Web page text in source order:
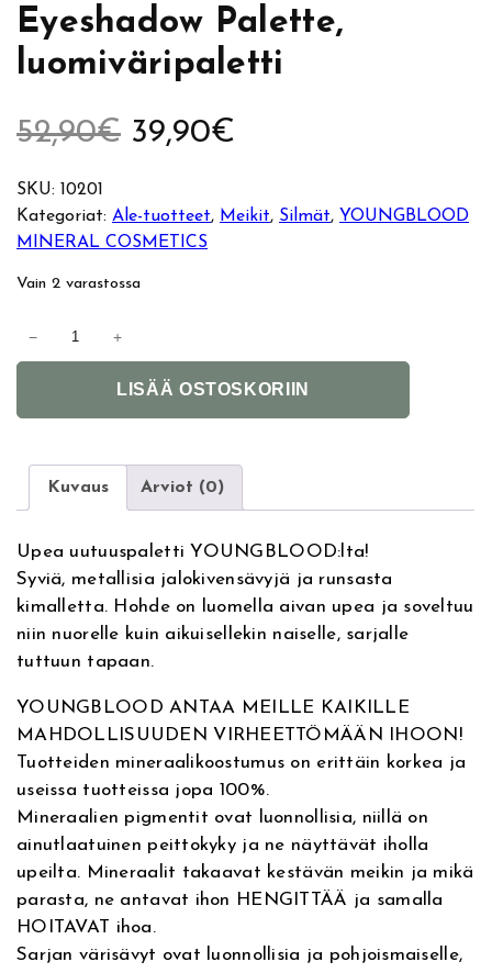
Eyeshadow Palette,
luomiväripaletti
52,90€ A
k
u
e
r
ä
n
e
n
h
i
n
t
a
39,90€
k
n
e
n
i
n
a
o
n
:
SKU: 10201
Kategoriat:Ale-tuotteet, Meikit, Silmät, YOUNGBLOOD
MINERAL COSMETICS
Vain 2 varastossa
o
d
C
r
o
w
w
e
l
s
E
y
e
s
− +
LISÄÄ OSTOSKORIIN
n
v
Kuvaus Arviot (0)
Upea uutuuspaletti YOUNGBLOOD:lta!
Syviä, metallisia jalokivensävyjä ja runsasta
kimalletta. Hohde on luomella aivan upea ja soveltuu
niin nuorelle kuin aikuisellekin naiselle, sarjalle
tuttuun tapaan.
YOUNGBLOOD ANTAA MEILLE KAIKILLE
MAHDOLLISUUDEN VIRHEETTÖMÄÄN IHOON!
Tuotteiden mineraalikoostumus on erittäin korkea ja
useissa tuotteissa jopa 100%.
Mineraalien pigmentit ovat luonnollisia, niillä on
ainutlaatuinen peittokyky ja ne näyttävät iholla
upeilta. Mineraalit takaavat kestävän meikin ja mikä
parasta, ne antavat ihon HENGITTÄÄ ja samalla
HOITAVAT ihoa.
Sarjan värisävyt ovat luonnollisia ja pohjoismaiselle,